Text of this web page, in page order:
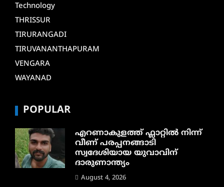
Technology
THRISSUR
TIRURANGADI
TIRUVANANTHAPURAM
VENGARA
WAYANAD
POPULAR
എറണാകുളത്ത് ഫ്ലാറ്റിൽ നിന്ന്
വീണ് പരപ്പനങ്ങാടി
സ്വദേശിയായ യുവാവിന്
ദാരുണാന്ത്യം
August 4, 2026